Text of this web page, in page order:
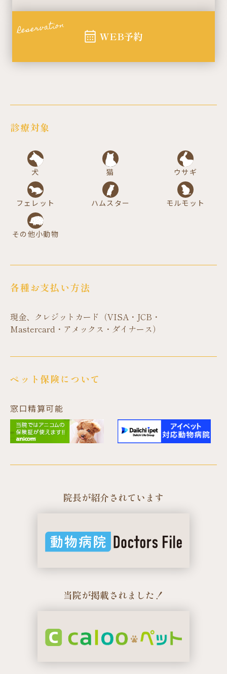
Reservation WEB予約
診療対象
犬 猫 ウサギ
フェレット ハムスター モルモット
その他小動物
各種お支払い方法
現金、クレジットカード（VISA・JCB・
Mastercard・アメックス・ダイナース）
ペット保険について
窓口精算可能
院長が紹介されています
当院が掲載されました！